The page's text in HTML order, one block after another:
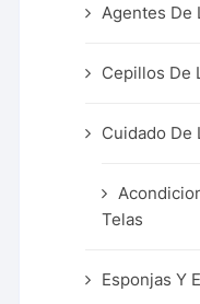
Agentes De
Cepillos De
Cuidado De
Telas
Esponjas Y